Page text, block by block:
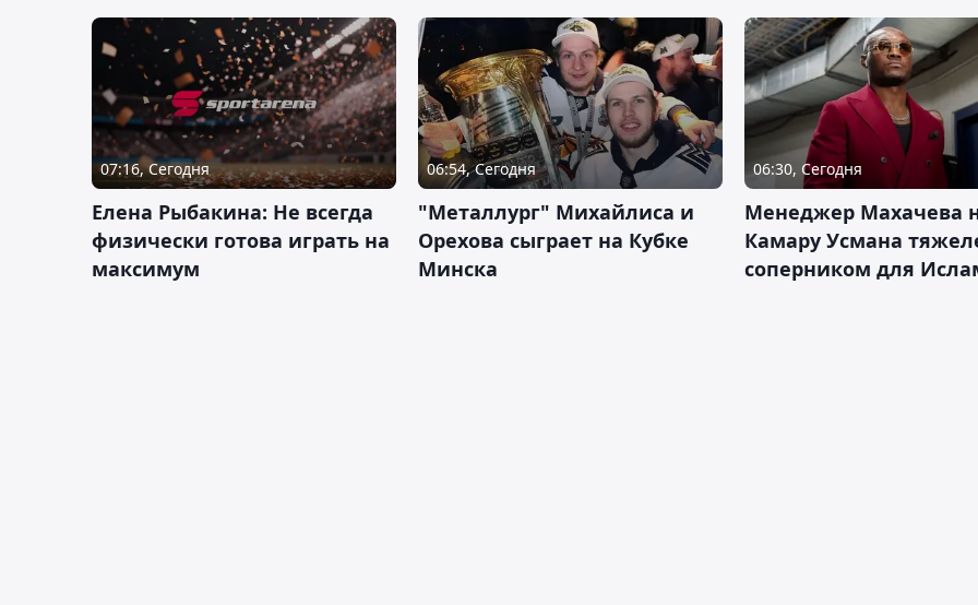
07:16, Сегодня
Елена Рыбакина: Не всегда
физически готова играть на
максимум
06:54, Сегодня
"Металлург" Михайлиса и
Орехова сыграет на Кубке
Минска
06:30, Сегодня
Менеджер Махачева
Камару Усмана
соперником для